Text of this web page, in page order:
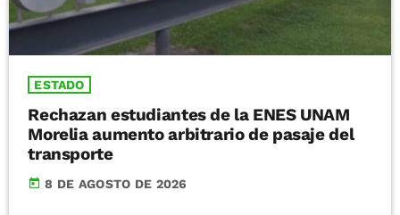
ESTADO
Rechazan estudiantes de la ENES UNAM
Morelia aumento arbitrario de pasaje del
transporte
today 8 DE AGOSTO DE 2026